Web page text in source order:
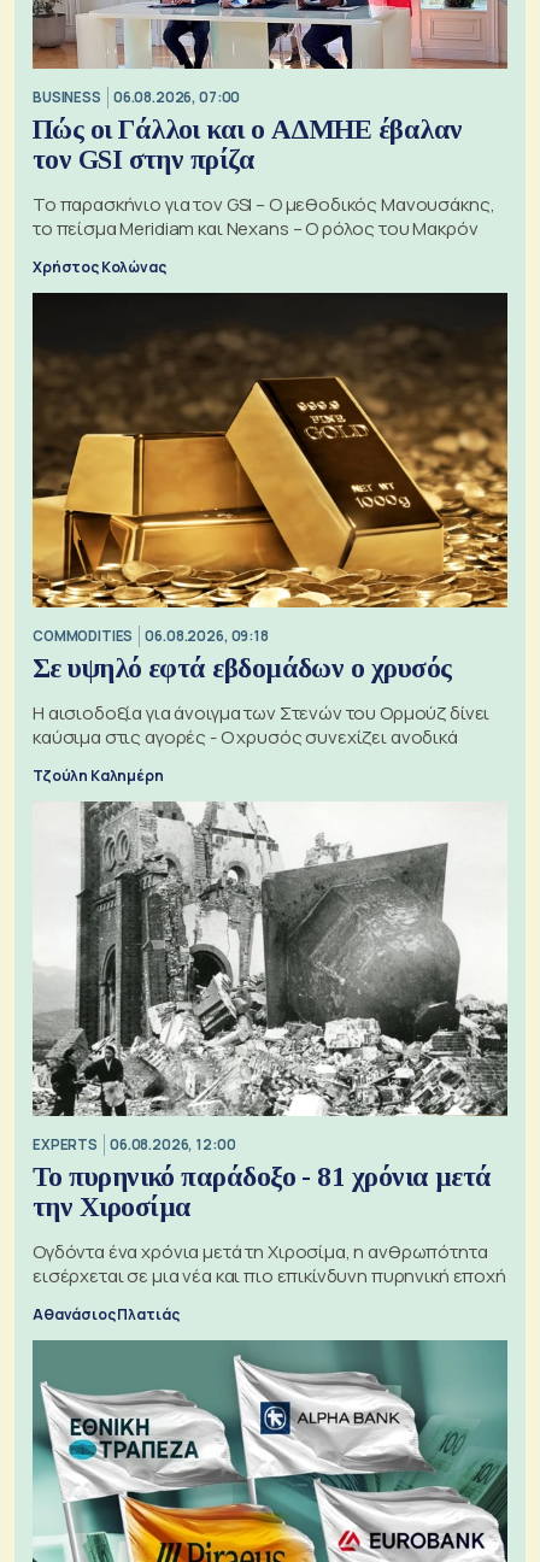
BUSINESS 06.08.2026, 07:00
Πώς οι Γάλλοι και ο ΑΔΜΗΕ έβαλαν
τον GSI στην πρίζα
Το παρασκήνιο για τον GSI – Ο μεθοδικός Μανουσάκης,
το πείσμα Meridiam και Nexans – Ο ρόλος του Μακρόν
Χρήστος Κολώνας
COMMODITIES 06.08.2026, 09:18
Σε υψηλό εφτά εβδομάδων ο χρυσός
Η αισιοδοξία για άνοιγμα των Στενών του Ορμούζ δίνει
καύσιμα στις αγορές - Ο χρυσός συνεχίζει ανοδικά
Τζούλη Καλημέρη
EXPERTS 06.08.2026, 12:00
Το πυρηνικό παράδοξο - 81 χρόνια μετά
την Χιροσίμα
Ογδόντα ένα χρόνια μετά τη Χιροσίμα, η ανθρωπότητα
εισέρχεται σε μια νέα και πιο επικίνδυνη πυρηνική εποχή
Αθανάσιος Πλατιάς